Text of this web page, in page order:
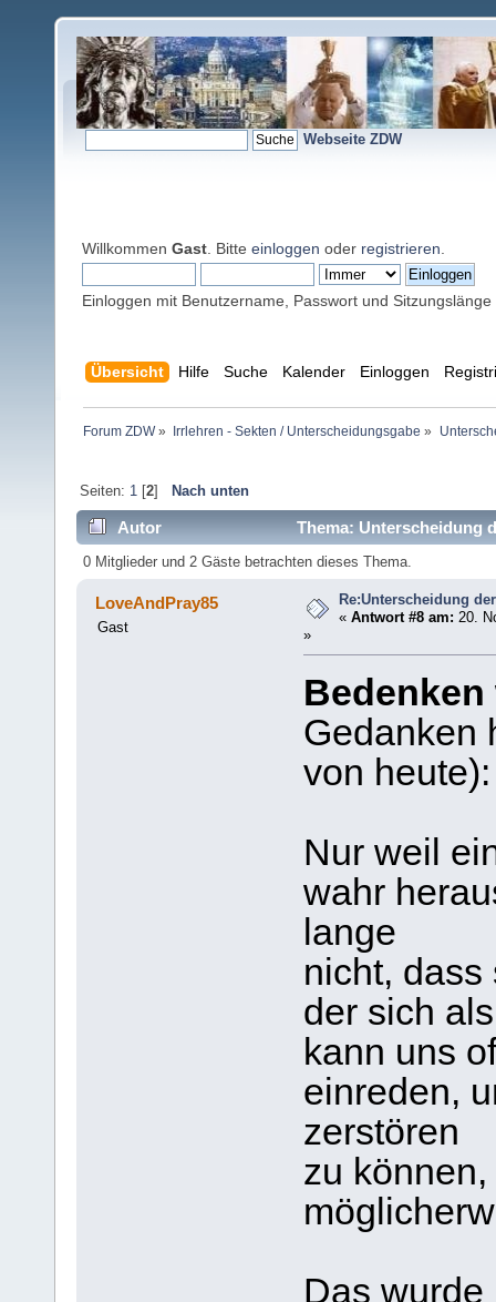
Webseite ZDW
Willkommen Gast . Bitte einloggen oder registrieren
Einloggen mit Benutzername, Passwort und Sitzungslänge
Übersicht Hilfe Suche Kalender Einloggen
Forum ZDW» Irrlehren - Sekten / Unterscheidungsgabe »
Seiten: 1[2] Nach unten
Autor Thema: Unterscheidung
0 Mitglieder und 2 Gäste betrachten dieses Thema.
LoveAndPray85
Gast
Re:Unterscheidung
«Antwort #8 am: 20.
»
Gedanken
von heute):
Nur weil
wahr
lange
nicht, dass
der sich
kann uns
einreden,
zerstören
zu
Das